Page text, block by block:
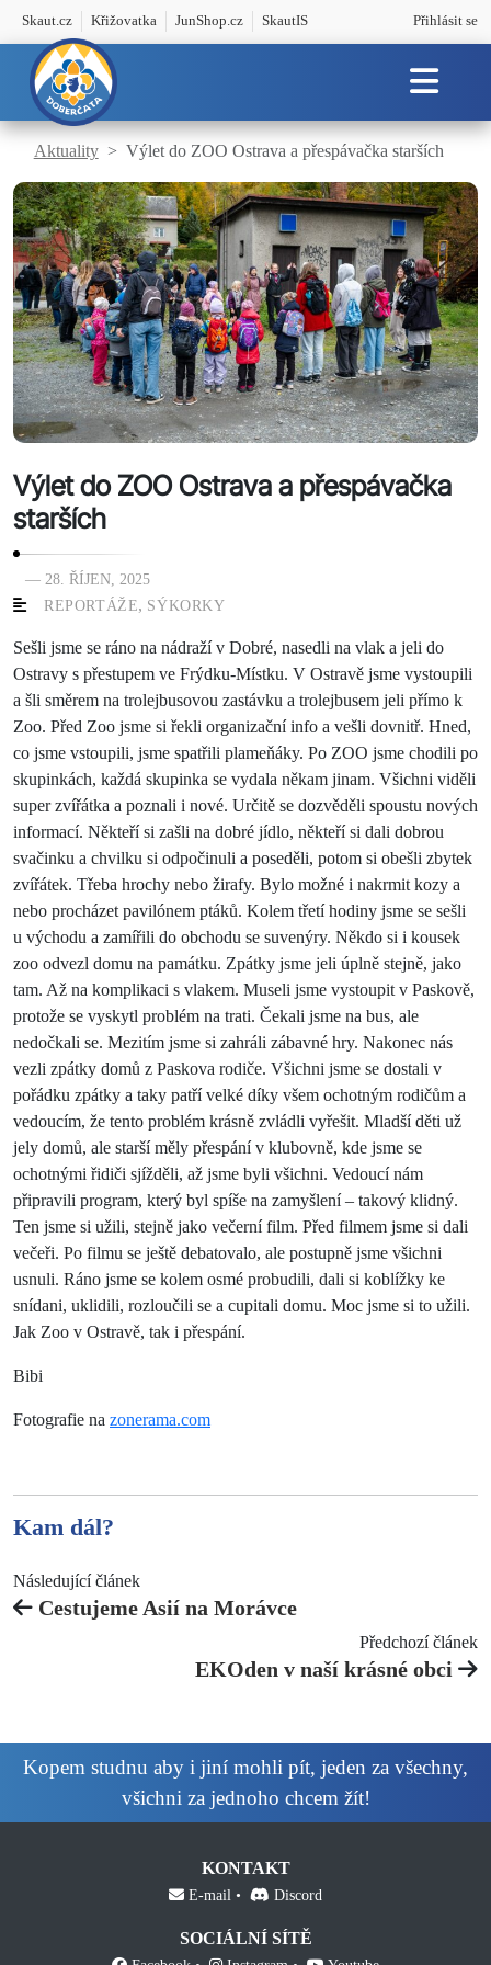
Skaut.cz Křižovatka JunShop.cz SkautIS Přihlásit se
Aktuality Výlet do ZOO Ostrava a přespávačka starších
Výlet do ZOO Ostrava a přespávačka
starších
— 28. ŘÍJEN, 2025
REPORTÁŽE, SÝKORKY
Sešli jsme se ráno na nádraží v Dobré, nasedli na vlak a jeli do
Ostravy s přestupem ve Frýdku-Místku. V Ostravě jsme vystoupili
a šli směrem na trolejbusovou zastávku a trolejbusem jeli přímo k
Zoo. Před Zoo jsme si řekli organizační info a vešli dovnitř. Hned,
co jsme vstoupili, jsme spatřili plameňáky. Po ZOO jsme chodili po
skupinkách, každá skupinka se vydala někam jinam. Všichni viděli
super zvířátka a poznali i nové. Určitě se dozvěděli spoustu nových
informací. Někteří si zašli na dobré jídlo, někteří si dali dobrou
svačinku a chvilku si odpočinuli a poseděli, potom si obešli zbytek
zvířátek. Třeba hrochy nebo žirafy. Bylo možné i nakrmit kozy a
nebo procházet pavilónem ptáků. Kolem třetí hodiny jsme se sešli
u východu a zamířili do obchodu se suvenýry. Někdo si i kousek
zoo odvezl domu na památku. Zpátky jsme jeli úplně stejně, jako
tam. Až na komplikaci s vlakem. Museli jsme vystoupit v Paskově,
protože se vyskytl problém na trati. Čekali jsme na bus, ale
nedočkali se. Mezitím jsme si zahráli zábavné hry. Nakonec nás
vezli zpátky domů z Paskova rodiče. Všichni jsme se dostali v
pořádku zpátky a taky patří velké díky všem ochotným rodičům a
vedoucím, že tento problém krásně zvládli vyřešit. Mladší děti už
jely domů, ale starší měly přespání v klubovně, kde jsme se
ochotnými řidiči sjížděli, až jsme byli všichni. Vedoucí nám
připravili program, který byl spíše na zamyšlení – takový klidný.
Ten jsme si užili, stejně jako večerní film. Před filmem jsme si dali
večeři. Po filmu se ještě debatovalo, ale postupně jsme všichni
usnuli. Ráno jsme se kolem osmé probudili, dali si koblížky ke
snídani, uklidili, rozloučili se a cupitali domu. Moc jsme si to užili.
Jak Zoo v Ostravě, tak i přespání.
Bibi
Fotografie na zonerama.com
Kam dál?
Následující článek
Cestujeme Asií na Morávce
Předchozí článek
EKOden v naší krásné obci
Kopem studnu aby i jiní mohli pít, jeden za všechny,
všichni za jednoho chcem žít!
KONTAKT
E-mail Discord
SOCIÁLNÍ SÍTĚ